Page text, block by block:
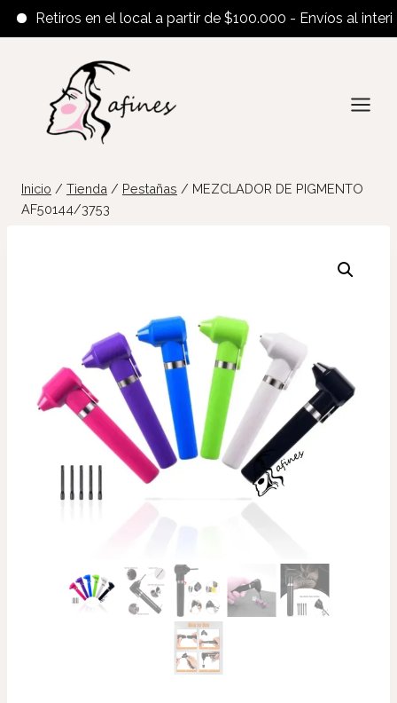
Retiros en el local a partir de $100.000 - Envíos al interior
contenido
Inicio / Tienda / Pestañas / MEZCLADOR DE PIGMENTO
AF50144/3753